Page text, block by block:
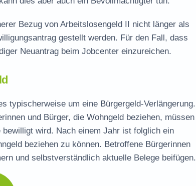
Bezug von Arbeitslosengeld II nicht länger als
gestellt werden. Für den Fall, dass
Neuantrag beim Jobcenter einzureichen.
typischerweise um eine Bürgergeld-Verlängerung.
und Bürger, die Wohngeld beziehen, müssen
wird. Nach einem Jahr ist folglich ein
beziehen zu können. Betroffene Bürgerinnen
und selbstverständlich aktuelle Belege beifügen.